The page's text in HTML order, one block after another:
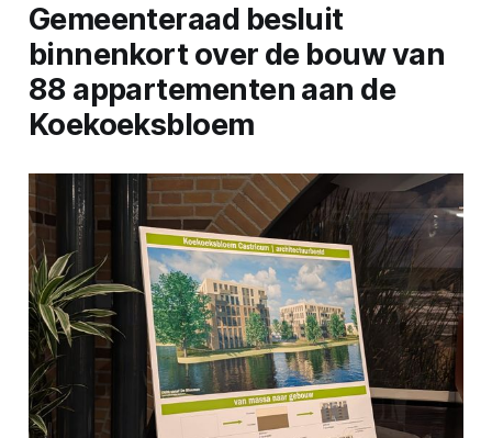
Gemeenteraad besluit
binnenkort over de bouw van
88 appartementen aan de
Koekoeksbloem